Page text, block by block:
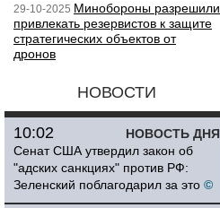
29-10-2025 Минобороны разрешили
привлекать резервистов к защите
стратегических объектов от
дронов
НОВОСТИ
НОВОСТЬ ДНЯ
10:02
Сенат США утвердил закон об
"адских санкциях" против РФ:
Зеленский поблагодарил за это ©